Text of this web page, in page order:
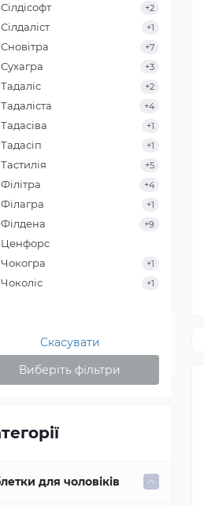
Сілдісофт +2
Сілдаліст +1
Сновітра +7
Сухагра +3
Тадаліс +2
Тадаліста +4
Тадасіва +1
Тадасіп +1
Тастилія +5
Філітра +4
Філагра +1
Філдена +9
Ценфорс
Чокогра
+1
Чоколіс +1
Скасувати
Виберіть фільтри
для чоловіків